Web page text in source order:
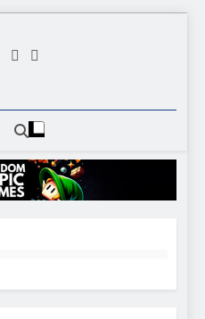
Random
Games
Videojuego Favorito